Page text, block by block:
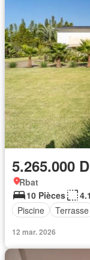
5.265.000
Rbat
10 Pièces
Piscine
Terrasse
12 mar. 2026